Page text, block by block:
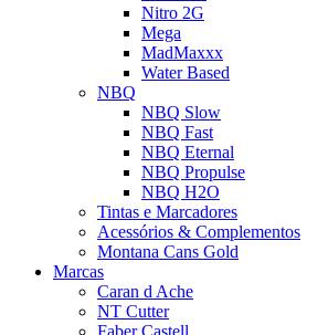
Nitro 2G
Mega
MadMaxxx
Water Based
NBQ
NBQ Slow
NBQ Fast
NBQ Eternal
NBQ Propulse
NBQ H2O
Tintas e Marcadores
Acessórios & Complementos
Montana Cans Gold
Marcas
Caran d Ache
NT Cutter
Faber Castell